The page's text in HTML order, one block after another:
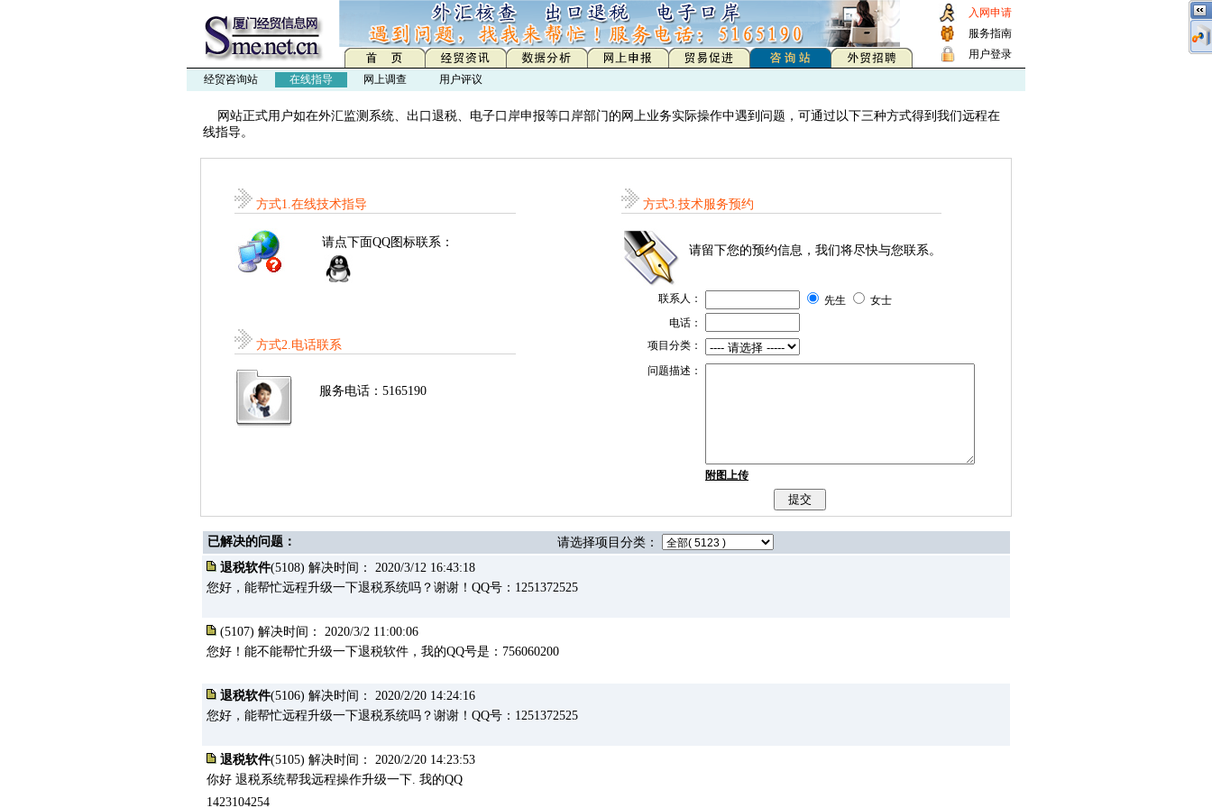
入网申请
服务指南
用户登录
经贸咨询站
在线指导 网上调查 用户评议
网站正式用户如在外汇监测系统、出口退税、电子口岸申报等口岸部门的网上业务实际操作中遇到问题，可通过以下三种方式得到我们远程在
线指导。
方式1.在线技术指导 方式3.技术服务预约
请点下面QQ图标联系：
方式2.电话联系
服务电话：5165190
请留下您的预约信息，我们将尽快与您联系。
联系人： 先生
女士
电话：
项目分类：
问题描述：
附图上传
已解决的问题：
请选择项目分类：
退税软件(5108) 解决时间： 2020/3/12 16:43:18
您好，能帮忙远程升级一下退税系统吗？谢谢！QQ号：1251372525
(5107) 解决时间： 2020/3/2 11:00:06
您好！能不能帮忙升级一下退税软件，我的QQ号是：756060200
退税软件(5106) 解决时间： 2020/2/20 14:24:16
您好，能帮忙远程升级一下退税系统吗？谢谢！QQ号：1251372525
退税软件(5105) 解决时间： 2020/2/20 14:23:53
你好 退税系统帮我远程操作升级一下. 我的QQ
1423104254